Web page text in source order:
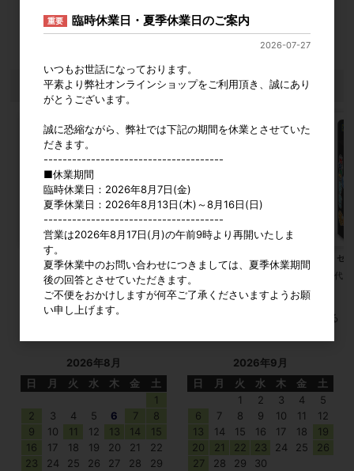
おすすめ商品
ちいさなおひなさま
参考上代
860円
加賀谷木材 曲芸複葉機
参考上代
ルミカ ゼ
参考上代
すべてのおすすめ商品を見る
2026年8月
日
月 火 水 木 金
土
1
2
3 4 5 6 7
8
9
10 11 12 13 14
15
16
17 18 19 20 21
22
23
24 25 26 27 28
29
2026年9月
日
月 火 水 木 金
土
1
2 3 4
5
6
7 8 9 10 11
12
13
14 15 16 17 18
19
20
21 22 23 24 25
26
27
28 29 30
重要 臨時休業日・夏季休業日のご案内
2026-07-27
いつもお世話になっております。
平素より弊社オンラインショップをご利用頂き、誠にあり
がとうございます。
誠に恐縮ながら、弊社では下記の期間を休業とさせていた
だきます。
--------------------------------------
■休業期間
臨時休業日：2026年8月7日(金)
夏季休業日：2026年8月13日(木)～8月16日(日)
--------------------------------------
営業は2026年8月17日(月)の午前9時より再開いたしま
す。
夏季休業中のお問い合わせにつきましては、夏季休業期間
後の回答とさせていただきます。
ご不便をおかけしますが何卒ご了承くださいますようお願
い申し上げます。